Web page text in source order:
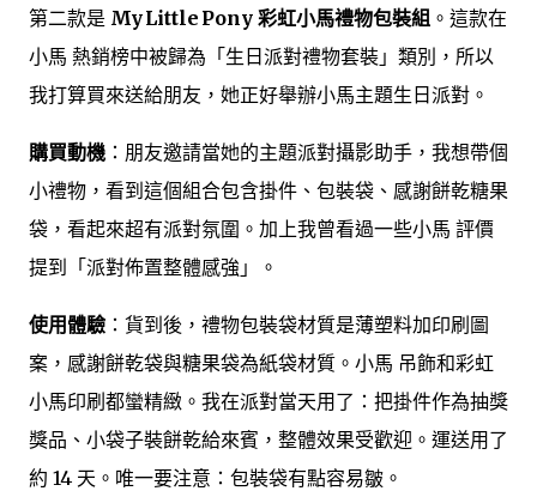
第二款是 My Little Pony 彩虹小馬禮物包裝組 。這款在
小馬 熱銷榜中被歸為「生日派對禮物套裝」類別，所以
我打算買來送給朋友，她正好舉辦小馬主題生日派對。
購買動機 ：朋友邀請當她的主題派對攝影助手，我想帶個
小禮物，看到這個組合包含掛件、包裝袋、感謝餅乾糖果
袋，看起來超有派對氛圍。加上我曾看過一些小馬 評價
提到「派對佈置整體感強」。
使用體驗 ：貨到後，禮物包裝袋材質是薄塑料加印刷圖
案，感謝餅乾袋與糖果袋為紙袋材質。小馬 吊飾和彩虹
小馬印刷都蠻精緻。我在派對當天用了：把掛件作為抽獎
獎品、小袋子裝餅乾給來賓，整體效果受歡迎。運送用了
約 14 天。唯一要注意：包裝袋有點容易皺。